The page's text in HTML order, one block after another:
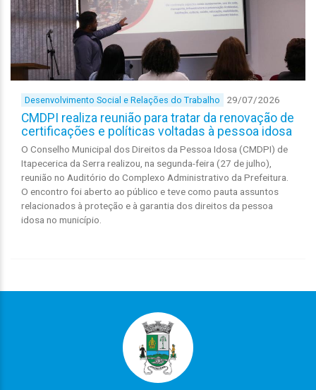
Desenvolvimento Social e Relações do Trabalho 29/07/2026
CMDPI realiza reunião para tratar da renovação de
certificações e políticas voltadas à pessoa idosa
O Conselho Municipal dos Direitos da Pessoa Idosa (CMDPI) de
Itapecerica da Serra realizou, na segunda-feira (27 de julho),
reunião no Auditório do Complexo Administrativo da Prefeitura.
O encontro foi aberto ao público e teve como pauta assuntos
relacionados à proteção e à garantia dos direitos da pessoa
idosa no município.